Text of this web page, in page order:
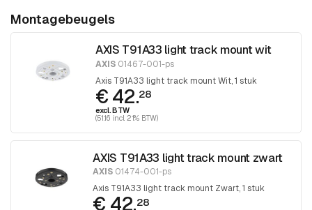
Montagebeugels
AXIS T91A33 light track mount wit
AXIS01467-001-ps
Axis T91A33 light track mount Wit, 1 stuk
€ 42.28
excl. BTW
(51.16 incl. 21% BTW)
AXIS T91A33 light track mount zwart
AXIS 01474-001-ps
Axis T91A33 light track mount Zwart, 1 stuk
€ 42.28